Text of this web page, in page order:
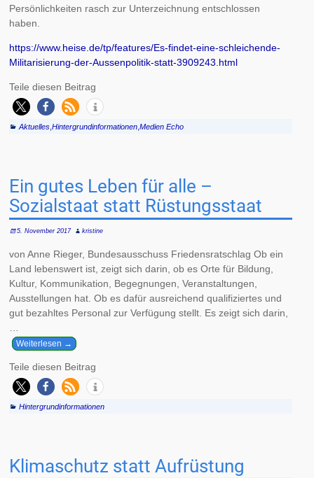
Persönlichkeiten rasch zur Unterzeichnung entschlossen
haben.
https://www.heise.de/tp/features/Es-findet-eine-schleichende-
Militarisierung-der-Aussenpolitik-statt-3909243.html
Teile diesen Beitrag
Aktuelles, Hintergrundinformationen, Medien Echo
Ein gutes Leben für alle –
Sozialstaat statt Rüstungsstaat
5. November 2017 kristine
von Anne Rieger, Bundesausschuss Friedensratschlag Ob ein
Land lebenswert ist, zeigt sich darin, ob es Orte für Bildung,
Kultur, Kommunikation, Begegnungen, Veranstaltungen,
Ausstellungen hat. Ob es dafür ausreichend qualifiziertes und
gut bezahltes Personal zur Verfügung stellt. Es zeigt sich darin,
Weiterlesen →
Teile diesen Beitrag
Hintergrundinformationen
Klimaschutz statt Aufrüstung